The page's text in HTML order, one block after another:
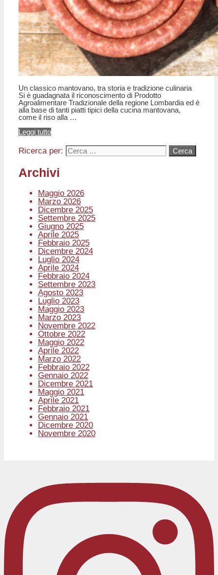
Un classico mantovano, tra storia e tradizione culinaria
Si è guadagnata il riconoscimento di Prodotto
Agroalimentare Tradizionale della regione Lombardia ed è
alla base di tanti piatti tipici della cucina mantovana,
come il riso alla …
Leggi tutto
Ricerca per:
Archivi
Maggio 2026
Marzo 2026
Dicembre 2025
Settembre 2025
Giugno 2025
Aprile 2025
Febbraio 2025
Dicembre 2024
Luglio 2024
Aprile 2024
Febbraio 2024
Settembre 2023
Agosto 2023
Luglio 2023
Maggio 2023
Marzo 2023
Novembre 2022
Ottobre 2022
Maggio 2022
Aprile 2022
Marzo 2022
Febbraio 2022
Gennaio 2022
Dicembre 2021
Maggio 2021
Aprile 2021
Febbraio 2021
Gennaio 2021
Dicembre 2020
Novembre 2020